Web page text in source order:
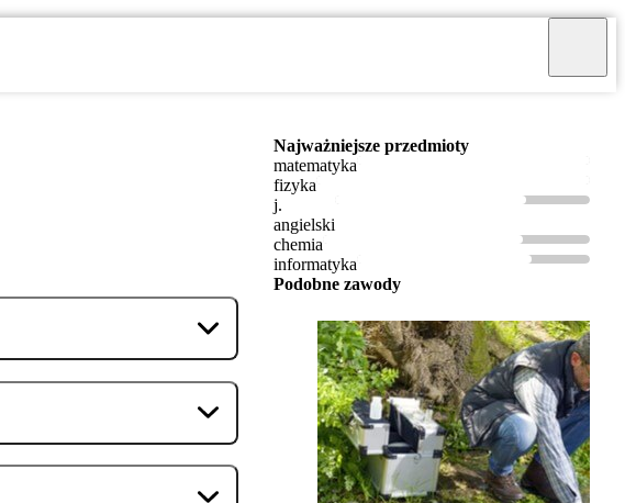
Najważniejsze przedmioty
matematyka
fizyka
j.
angielski
chemia
informatyka
Podobne zawody